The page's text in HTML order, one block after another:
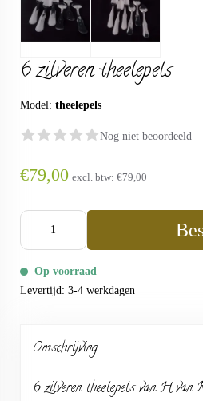
6 zilveren theelepels
Model: theelepels
Nog niet beoordeeld
€79,00 excl. btw: €79,00
Op voorraad
Levertijd: 3-4 werkdagen
Omschrijving
6 zilveren theelepels van H van